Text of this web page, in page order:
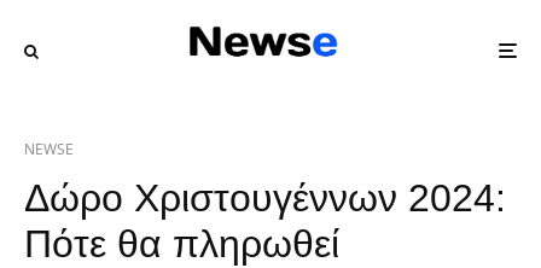
NEWSE
Δώρο Χριστουγέννων 2024:
Πότε θα πληρωθεί